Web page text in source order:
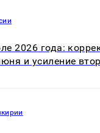
2026 года:
и усиление